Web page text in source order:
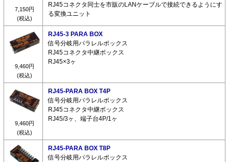
7,150円
(税込)
RJ45コネクタ同士を市販のLANケーブルで接続できるようにす
る変換ユニット
9,460円
(税込)
RJ45-3 PARA BOX
信号分岐用パラレルボックス
RJ45コネクタ中継ボックス
RJ45×3ヶ
9,460円
(税込)
RJ45-PARA BOX T4P
信号分岐用パラレルボックス
RJ45コネクタ中継ボックス
RJ45/3ヶ、端子台4P/1ヶ
RJ45-PARA BOX T8P
信号分岐用パラレルボックス